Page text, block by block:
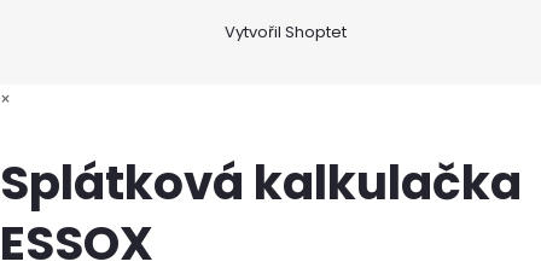
Vytvořil Shoptet
×
Splátková kalkulačka
ESSOX